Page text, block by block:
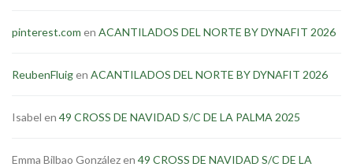
pinterest.com en ACANTILADOS DEL NORTE BY DYNAFIT 2026
ReubenFluigen ACANTILADOS DEL NORTE BY DYNAFIT 2026
Isabel en 49 CROSS DE NAVIDAD S/C DE LA PALMA 2025
Emma Bilbao Gonzálezen 49 CROSS DE NAVIDAD S/C DE LA